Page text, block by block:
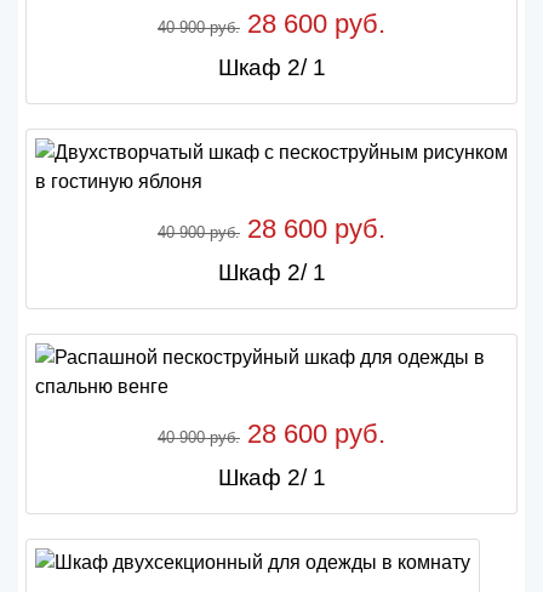
40 900 руб. 28 600 руб.
Шкаф 2/ 1
40 900 руб. 28 600 руб.
Шкаф 2/ 1
40 900 руб. 28 600 руб.
Шкаф 2/ 1